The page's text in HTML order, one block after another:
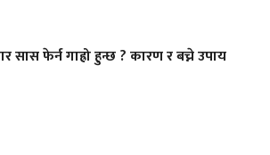
सास फेर्न गाह्रो हुन्छ ? कारण र बच्ने उपाय